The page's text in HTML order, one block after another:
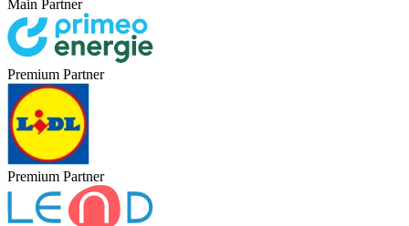
Main Partner
Premium Partner
Premium Partner